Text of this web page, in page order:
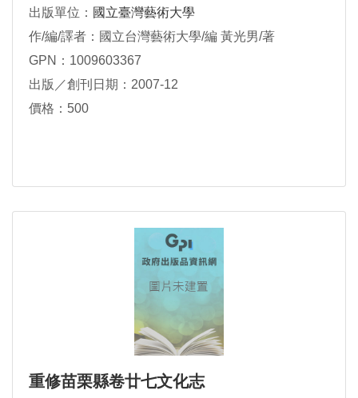
出版單位： 國立臺灣藝術大學
作/編/譯者：國立台灣藝術大學/編 黃光男/著
GPN：1009603367
出版／創刊日期：2007-12
價格：500
重修苗栗縣卷廿七文化志